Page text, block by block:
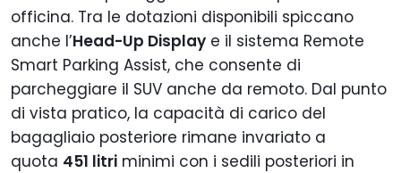
officina. Tra le dotazioni disponibili spiccano
anche l’Head-Up Display e il sistema Remote
Smart Parking Assist, che consente di
parcheggiare il SUV anche da remoto. Dal punto
di vista pratico, la capacità di carico del
bagagliaio posteriore rimane invariato a
quota 451 litri minimi con i sedili posteriori in